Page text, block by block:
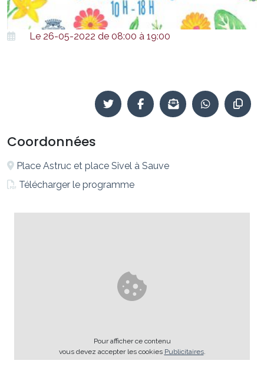
Le 26-05-2022 de 08:00 à 19:00
Coordonnées
Place Astruc et place Sivel à Sauve
Télécharger le programme
Pour afficher ce contenu
vous devez accepter les cookies Publicitaires.